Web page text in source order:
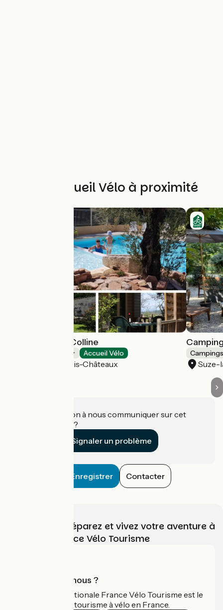
Autres Accueil Vélo à proximité
Camping de la Colline
Accueil Vélo
Saint-Paul-Trois-Châteaux Suze-
Une information à nous communiquer sur cet
établissement ?
Signaler un problème
Enregistrer Contacter
Choisissez, préparez et vivez votre aventure à
vélo avec France Vélo Tourisme
Qui sommes-nous ?
L'association nationale France Vélo Tourisme est le
guide officiel du tourisme à vélo en France.